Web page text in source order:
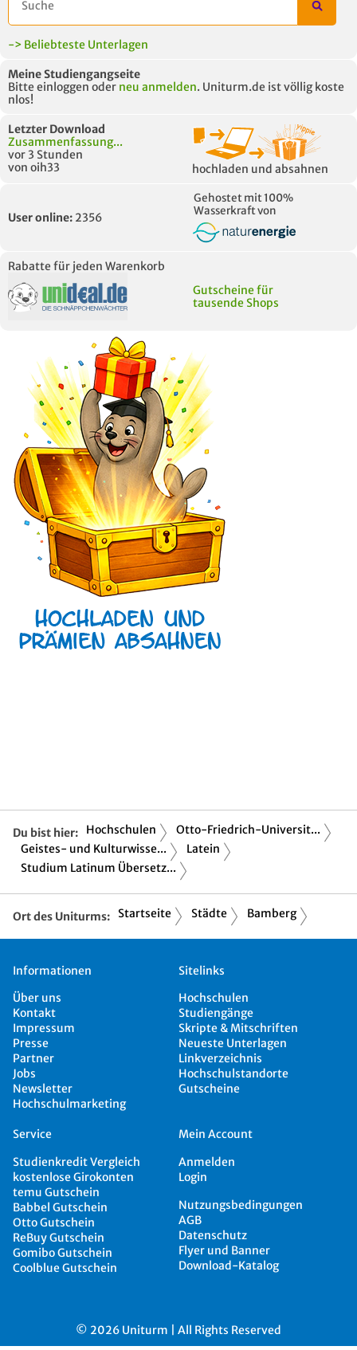
-> Beliebteste Unterlagen
Meine Studiengangseite
Bitte einloggen oder neu anmelden. Uniturm.de ist völlig koste
nlos!
Letzter Download
Zusammenfassung...
vor 3 Stunden
von oih33
hochladen und absahnen
User online: 2356
Gehostet mit 100%
Wasserkraft von
Rabatte für jeden Warenkorb
Gutscheine für
tausende Shops
Du bist hier: Hochschulen
Otto-Friedrich-Universit...
Geistes- und Kulturwisse...
Latein
Studium Latinum Übersetz...
Ort des Uniturms: Startseite Städte Bamberg
Informationen
Über uns
Kontakt
Impressum
Presse
Partner
Jobs
Newsletter
Hochschulmarketing
Sitelinks
Hochschulen
Studiengänge
Skripte & Mitschriften
Neueste Unterlagen
Linkverzeichnis
Hochschulstandorte
Gutscheine
Service
Studienkredit Vergleich
kostenlose Girokonten
temu Gutschein
Babbel Gutschein
Otto Gutschein
ReBuy Gutschein
Gomibo Gutschein
Coolblue Gutschein
Mein Account
Anmelden
Login
Nutzungsbedingungen
AGB
Datenschutz
Flyer und Banner
Download-Katalog
© 2026 Uniturm | All Rights Reserved